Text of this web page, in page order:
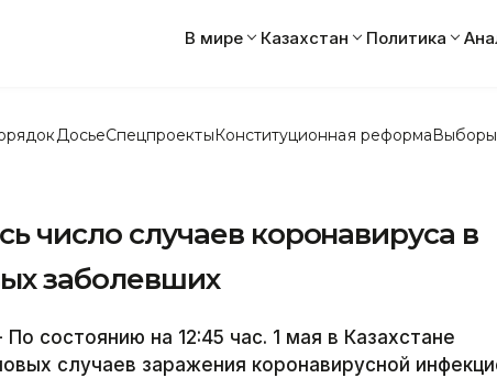
В мире Казахстан Политика
ДосьеСпецпроектыКонституционная реформа
число случаев коронавируса в
заболевших
состоянию на 12:45 час. 1 мая в Казахстане
случаев заражения коронавирусной